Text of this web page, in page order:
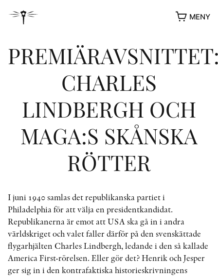
MENY
YUKIKO OCH PATRIK MÖTER
VIDEOGALLERI
ÖVRIGA FORMAT
KONTAKT
PRESSKONTAKT
CHARLES
LINDBERGH OCH
MAGA:S SKÅNSKA
RÖTTER
I juni 1940 samlas det republikanska partiet i
Philadelphia för att välja en presidentkandidat.
Republikanerna är emot att USA ska gå in i andra
världskriget och valet faller därför på den svenskättade
flygarhjälten Charles Lindbergh, ledande i den så kallade
America First-rörelsen. Eller gör det? Henrik och Jesper
ger sig in i den kontrafaktiska historieskrivningens